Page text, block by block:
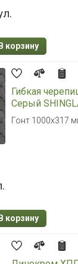
В корзину
Гибкая
Серый
Гонт 1000х317
В корзину